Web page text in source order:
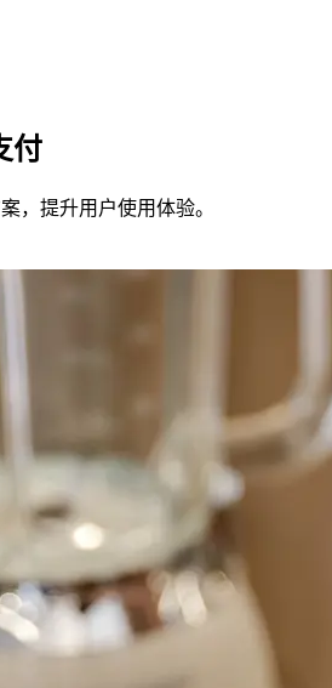
付
，提升用户使用体验。